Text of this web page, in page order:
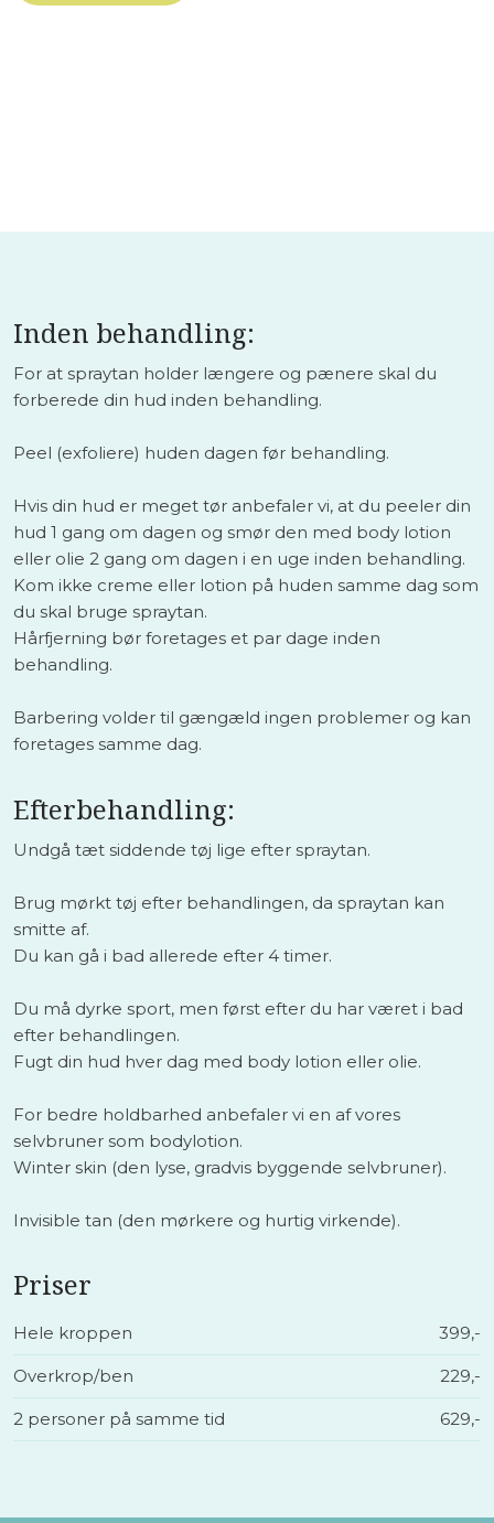
Inden behandling:
For at spraytan holder længere og pænere skal du
forberede din hud inden behandling.
Peel (exfoliere) huden dagen før behandling.
Hvis din hud er meget tør anbefaler vi, at du peeler din
hud 1 gang om dagen og smør den med body lotion
eller olie 2 gang om dagen i en uge inden behandling.
Kom ikke creme eller lotion på huden samme dag som
du skal bruge spraytan.
Hårfjerning bør foretages et par dage inden
behandling.
Barbering volder til gængæld ingen problemer og kan
foretages samme dag.
Efterbehandling:
Undgå tæt siddende tøj lige efter spraytan.
Brug mørkt tøj efter behandlingen, da spraytan kan
smitte af.
Du kan gå i bad allerede efter 4 timer.
Du må dyrke sport, men først efter du har været i bad
efter behandlingen.
Fugt din hud hver dag med body lotion eller olie.
For bedre holdbarhed anbefaler vi en af vores
selvbruner som bodylotion.
Winter skin (den lyse, gradvis byggende selvbruner).
Invisible tan (den mørkere og hurtig virkende).
Priser​
Hele kroppen ​399,-
Overkrop/ben 229,-
2 personer på samme tid 629,-